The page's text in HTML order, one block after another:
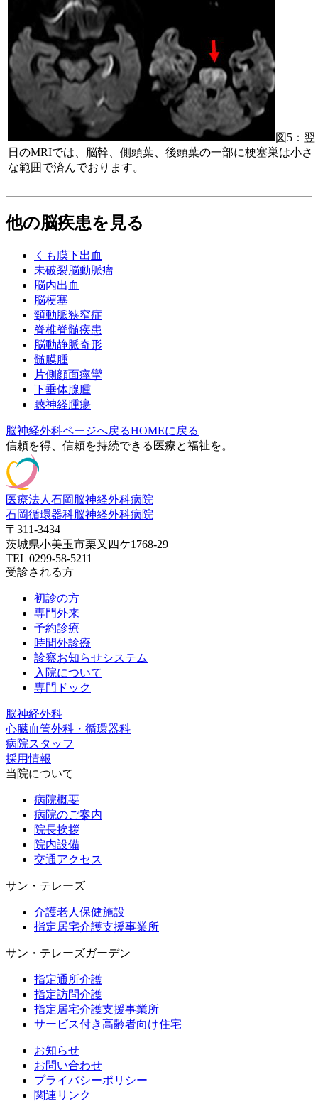
図5：翌
日のMRIでは、脳幹、側頭葉、後頭葉の一部に梗塞巣は小さ
な範囲で済んでおります。
他の脳疾患を見る
くも膜下出血
未破裂脳動脈瘤
脳内出血
脳梗塞
頸動脈狭窄症
脊椎脊髄疾患
脳動静脈奇形
髄膜腫
片側顔面痙攣
下垂体腺腫
聴神経腫瘍
脳神経外科ページへ戻るHOMEに戻る
信頼を得、信頼を持続できる医療と福祉を。
医療法人石岡脳神経外科病院
石岡循環器科脳神経外科病院
〒311-3434
茨城県小美玉市栗又四ケ1768-29
TEL 0299-58-5211
受診される方
初診の方
専門外来
予約診療
時間外診療
診察お知らせシステム
入院について
専門ドック
脳神経外科
心臓血管外科・循環器科
病院スタッフ
採用情報
当院について
病院概要
病院のご案内
院長挨拶
院内設備
交通アクセス
サン・テレーズ
介護老人保健施設
指定居宅介護支援事業所
サン・テレーズガーデン
指定通所介護
指定訪問介護
指定居宅介護支援事業所
サービス付き高齢者向け住宅
お知らせ
お問い合わせ
プライバシーポリシー
関連リンク